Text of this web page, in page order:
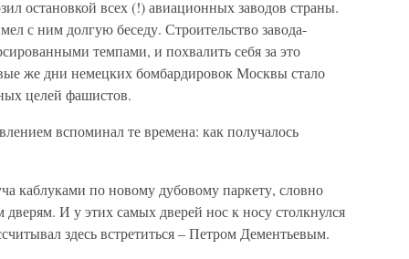
остановкой всех (!) авиационных заводов страны.
с ним долгую беседу. Строительство завода-
темпами, и похвалить себя за это
же дни немецких бомбардировок Москвы стало
целей фашистов.
вспоминал те времена: как получалось
каблуками по новому дубовому паркету, словно
И у этих самых дверей нос к носу столкнулся
здесь встретиться – Петром Дементьевым.